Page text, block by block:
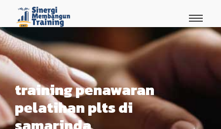
training penawaran
pelatihan plts di